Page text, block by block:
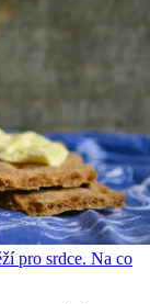
pro srdce. Na co